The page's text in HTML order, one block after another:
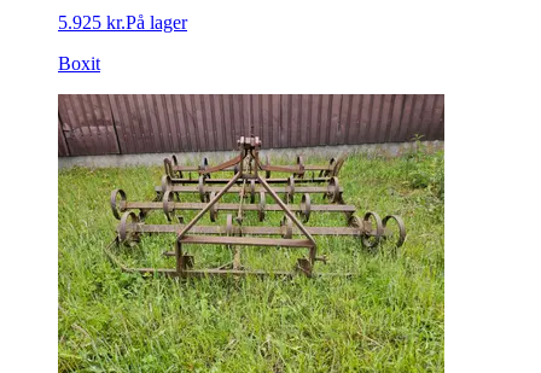
5.925 kr.På lager
Boxit